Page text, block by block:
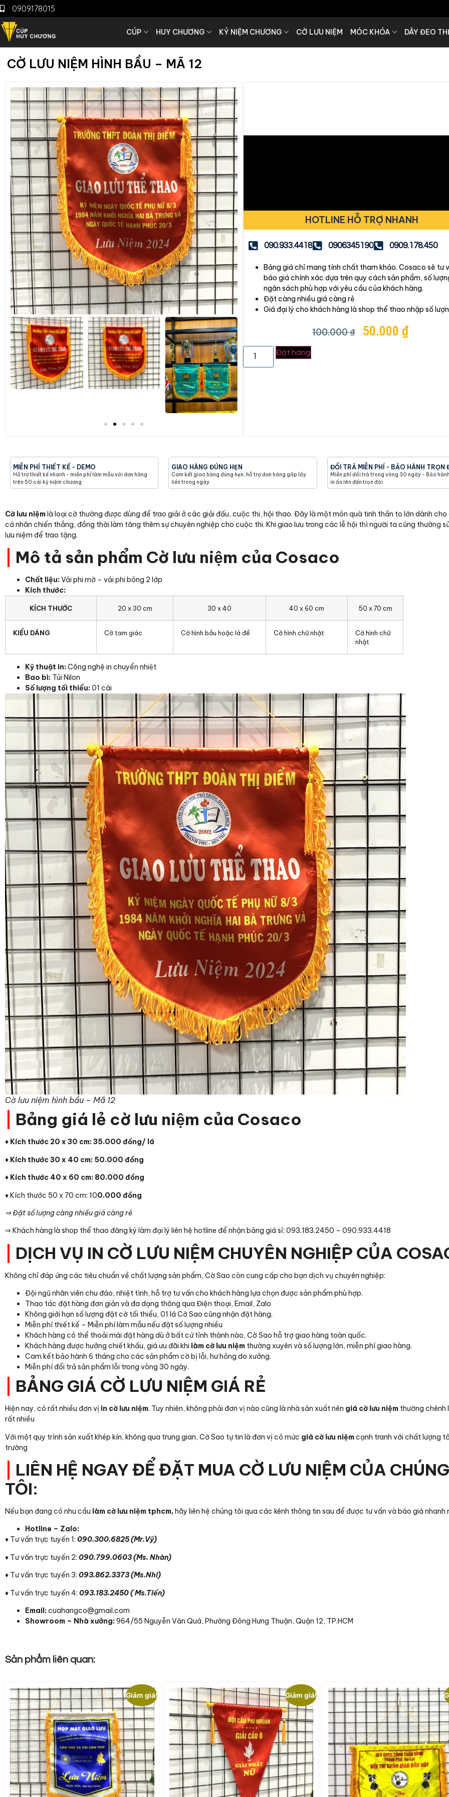
0909178015
CÚP HUY CHƯƠNG KỶ NIỆM CHƯƠNG CỜ LƯU NIỆM MÓC KHÓA DÂY ĐEO
CỜ LƯU NIỆM HÌNH BẦU – MÃ 12
HOTLINE HỖ TRỢ NHANH
090.933.4418 0906345190 0909.178.450
Bảng giá chỉ mang tính chất tham khảo. Cosaco sẽ tư
báo giá chính xác dựa trên quy cách sản phẩm, số
ngân sách phù hợp với yêu cầu của khách hàng.
Đặt càng nhiều giá càng rẻ
Giá đại lý cho khách hàng là shop thể thao nhập số
100.000₫ 50.000 ₫
Đặt hàng
MIỄN PHÍ THIẾT KẾ - DEMO
Hõ trợ thiết kế nhanh - miễn phí làm mẫu với đơn hàng
trên 50 cái kỷ niệm chương
GIAO HÀNG ĐÚNG HẸN
Cam kết giao hàng đúng hẹn, hỗ trợ đơn hàng gấp lấy
liền trong ngày
ĐỔI TRẢ MIỄN PHÍ - BẢO HÀNH TRỌN
Miễn phí đổi trả trong vòng 30 ngày - Bảo
in ấn lên đến trọn đời
Cờ lưu niệmlà loại cờ thường được dùng để trao giải ở các giải đấu, cuộc thi, hội thao. Đây là một món quà tinh thần to lớn dành
cá nhân chiến thắng, đồng thời làm tăng thêm sự chuyên nghiệp cho cuộc thi. Khi giao lưu trong các lễ hội thì người ta cũng thường
lưu niệm để trao tặng.
Mô tả sản phẩm Cờ lưu niệm của Cosaco
Chất liệu: Vải phi mờ – vải phi bóng 2 lớp
Kích thước:
KÍCH THƯỚC 20 x 30 cm 30 x 40 40 x 60 cm 50 x 70 cm
KIỂU DÁNG Cờ tam giác Cờ hình bầu hoặc lá đề Cờ hình chữ nhật
Cờ hình chữ
nhật
Kỹ thuật in: Công nghệ in chuyển nhiệt
Bao bì: Túi Nilon
Số lượng tối thiểu: 01 cái
Cờ lưu niệm hình bầu – Mã 12
Bảng giá lẻ cờ lưu niệm của Cosaco
♦ Kích thước 20 x 30 cm: 35.000 đồng/ lá
♦ Kích thước 30 x 40 cm: 50.000 đồng
♦ Kích thước 40 x 60 cm: 80.000 đồng
♦ Kích thước 50 x 70 cm: 100.000 đồng
⇒ Đặt số lượng càng nhiều giá càng rẻ
⇒ Khách hàng là shop thể thao đăng ký làm đại lý liên hệ hotline để nhận bảng giá sỉ: 093.183.2450 – 090.933.4418
DỊCH VỤ IN CỜ LƯU NIỆM CHUYÊN NGHIỆP CỦA
Không chỉ đáp ứng các tiêu chuẩn về chất lượng sản phẩm, Cờ Sao còn cung cấp cho bạn dịch vụ chuyên nghiệp:
Đội ngũ nhân viên chu đáo, nhiệt tình, hỗ trợ tư vấn cho khách hàng lựa chọn được sản phẩm phù hợp.
Thao tác đặt hàng đơn giản và đa dạng thông qua Điện thoại, Email, Zalo
Không giới hạn số lượng đặt cờ tối thiểu, 01 lá Cờ Sao cũng nhận đặt hàng.
Miễn phí thiết kế – Miễn phí làm mẫu nếu đặt số lượng nhiều
Khách hàng có thể thoải mái đặt hàng dù ở bất cứ tỉnh thành nào, Cờ Sao hỗ trợ giao hàng toàn quốc.
Khách hàng được hưởng chiết khấu, giá ưu đãi khi làm cờ lưu niệm thường xuyên và số lượng lớn, miễn phí giao hàng.
Cam kết bảo hành 6 tháng cho các sản phẩm cờ bị lỗi, hư hỏng do xưởng.
Miễn phí đổi trả sản phẩm lỗi trong vòng 30 ngày.
BẢNG GIÁ CỜ LƯU NIỆM GIÁ RẺ
Hiện nay, có rất nhiều đơn vị in cờ lưu niệm. Tuy nhiên, không phải đơn vị nào cũng là nhà sản xuất nên giá cờ lưu niệm thường chênh
rất nhiều
Với một quy trình sản xuất khép kín, không qua trung gian, Cờ Sao tự tin là đơn vị có mức giá cờ lưu niệmcạnh tranh với chất lượng
trường
LIÊN HỆ NGAY ĐỂ ĐẶT MUA CỜ LƯU NIỆM CỦA CHÚNG
TÔI:
Nếu bạn đang có nhu cầu làm cờ lưu niệm tphcm, hãy liên hệ chúng tôi qua các kênh thông tin sau để được tư vấn và báo giá nhanh
Hotline – Zalo:
♦ Tư vấn trực tuyến 1: 090.300.6825 (Mr.Vỹ)
♦ Tư vấn trực tuyến 2: 090.799.0603 (Ms. Nhàn)
♦ Tư vấn trực tuyến 3: 093.862.3373 (Ms.Nhi)
♦ Tư vấn trực tuyến 4: 093.183.2450 ( Ms.Tiến)
Email: cuahangco@gmail.com
Showroom – Nhà xưởng: 964/55 Nguyễn Văn Quá, Phường Đông Hưng Thuận, Quận 12, TP.HCM
Sản phẩm liên quan:
Giảm giá! Giảm giá!